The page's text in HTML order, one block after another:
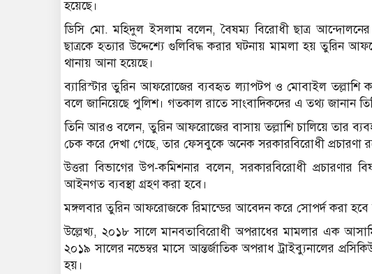
হয়েছে।
ডিসি মো. মহিদুল ইসলাম বলেন, বৈষম্য বিরোধী ছাত্র
ছাত্রকে হত্যার উদ্দেশ্যে গুলিবিদ্ধ করার ঘটনায় মামলা হয় তুরিন
থানায় আনা হয়েছে।
ব্যারিস্টার তুরিন আফরোজের ব্যবহৃত ল্যাপটপ ও মোবাইল তল্লাশি
বলে জানিয়েছে পুলিশ। গতকাল রাতে সাংবাদিকদের এ তথ্য জানান
তিনি আরও বলেন, তুরিন আফরোজের বাসায় তল্লাশি চালিয়ে তার
চেক করে দেখা গেছে, তার ফেসবুকে অনেক সরকারবিরোধী প্রচারণা
উত্তরা বিভাগের উপ-কমিশনার বলেন, সরকারবিরোধী প্রচারণার
আইনগত ব্যবস্থা গ্রহণ করা হবে।
মঙ্গলবার তুরিন আফরোজকে রিমান্ডের আবেদন করে সোপর্দ করা হবে
উল্লেখ্য, ২০১৮ সালে মানবতাবিরোধী অপরাধের মামলার এক
২০১৯ সালের নভেম্বর মাসে আন্তর্জাতিক অপরাধ ট্রাইব্যুনালের
হয়।